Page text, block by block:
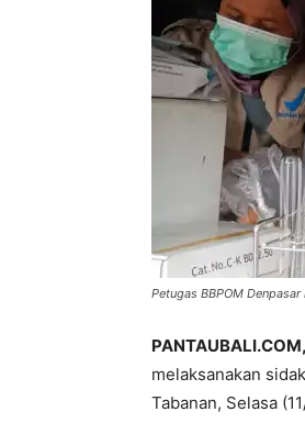
Petugas BBPOM
melaksanakan
Tabanan, Selasa